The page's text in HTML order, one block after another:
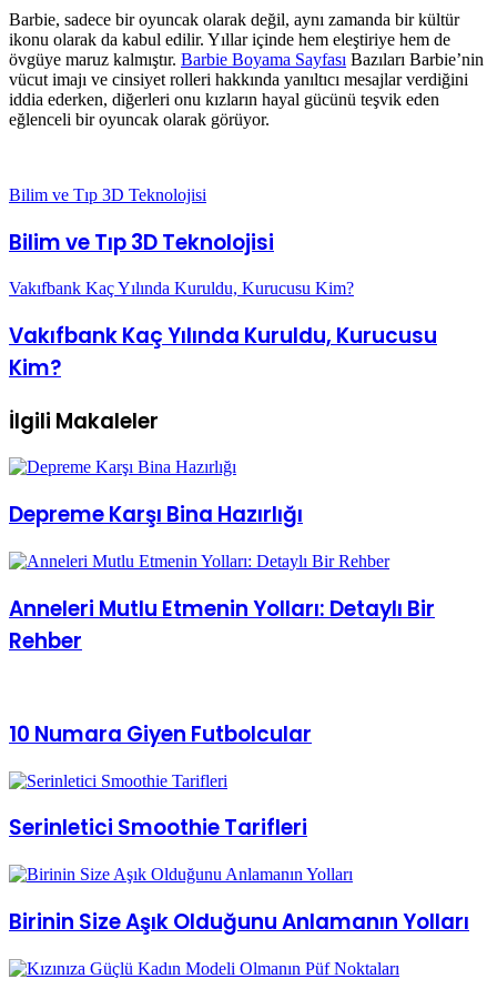
Barbie, sadece bir oyuncak olarak değil, aynı zamanda bir kültür
ikonu olarak da kabul edilir. Yıllar içinde hem eleştiriye hem de
övgüye maruz kalmıştır. Barbie Boyama Sayfası Bazıları Barbie’nin
vücut imajı ve cinsiyet rolleri hakkında yanıltıcı mesajlar verdiğini
iddia ederken, diğerleri onu kızların hayal gücünü teşvik eden
eğlenceli bir oyuncak olarak görüyor.
Bilim ve Tıp 3D Teknolojisi
Bilim ve Tıp 3D Teknolojisi
Vakıfbank Kaç Yılında Kuruldu, Kurucusu Kim?
Vakıfbank Kaç Yılında Kuruldu, Kurucusu
Kim?
İlgili Makaleler
Depreme Karşı Bina Hazırlığı
Anneleri Mutlu Etmenin Yolları: Detaylı Bir
Rehber
10 Numara Giyen Futbolcular
Serinletici Smoothie Tarifleri
Birinin Size Aşık Olduğunu Anlamanın Yolları